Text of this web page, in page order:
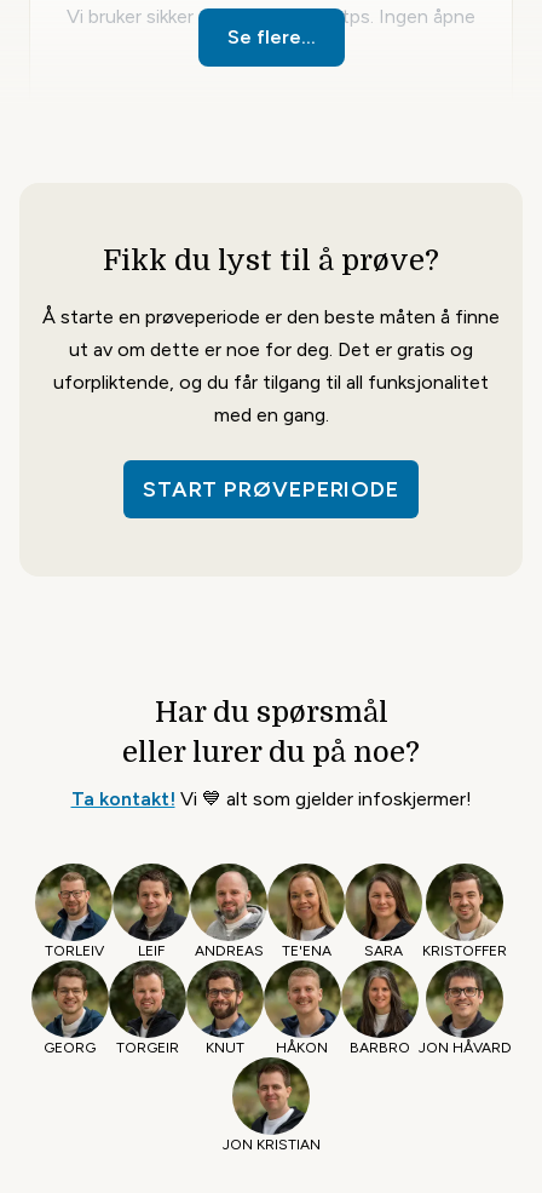
Vi bruker sikker tilkobling med https. Ingen åpne
delingsadresser.
Si mer i Infoskjermen Go
Alle oppslag kan ha ekstra tekst, vedlegg og
lenker som kun viser i mobil-appen.
Nyhetsfeed med tekst og bilder
Vis nyheter fra en RRS-feed. Bare tekst eller
med både tekst og bilde.
Se flere...
Fikk du lyst til å prøve?
Å starte en prøveperiode er den beste måten å finne
ut av om dette er noe for deg. Det er gratis og
uforpliktende, og du får tilgang til all funksjonalitet
med en gang.
START PRØVEPERIODE
Har du spørsmål
eller lurer du på noe?
Ta kontakt! Vi 💙 alt som gjelder infoskjermer!
TORLEIV LEIF ANDREAS TE'ENA SARA KRISTOFFER
GEORG TORGEIR KNUT HÅKON BARBRO JON HÅVARD
JON KRISTIAN